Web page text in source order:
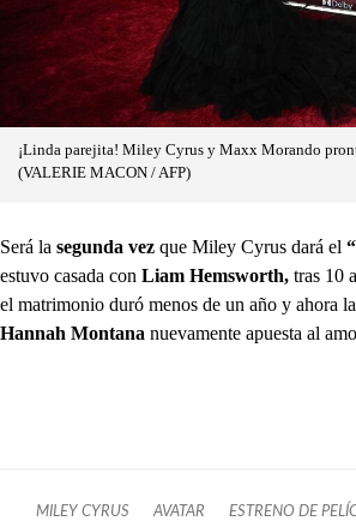
¡Linda parejita! Miley Cyrus y Maxx Morando
(VALERIE MACON / AFP)
Será la segunda vez que Miley Cyrus dará el
estuvo casada con Liam Hemsworth, tras 10
el matrimonio duró menos de un año y ahora la
Hannah Montana nuevamente apuesta al
MILEY CYRUS AVATAR ESTRENO DE